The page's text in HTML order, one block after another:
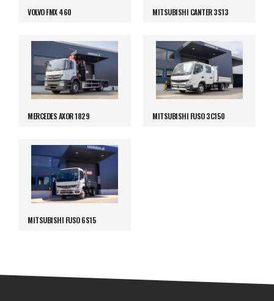
VOLVO FMX 460 MITSUBISHI CANTER 3S13
MERCEDES AXOR 1829 MITSUBISHI FUSO 3C150
MITSUBISHI FUSO 6S15